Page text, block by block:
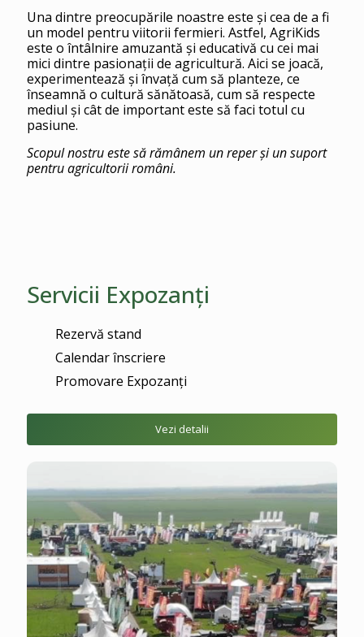
Una dintre preocupările noastre este și cea de a fi
un model pentru viitorii fermieri. Astfel, AgriKids
este o întâlnire amuzantă și educativă cu cei mai
mici dintre pasionaţii de agricultură. Aici se joacă,
experimentează și învață cum să planteze, ce
înseamnă o cultură sănătoasă, cum să respecte
mediul și cât de important este să faci totul cu
pasiune.
Scopul nostru este să rămânem un reper și un suport
pentru agricultorii români.
Servicii Expozanţi
Rezervă stand
Calendar înscriere
Promovare Expozanţi
Vezi detalii